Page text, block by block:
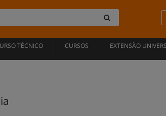
TÉCNICO CURSOS EXTENSÃO